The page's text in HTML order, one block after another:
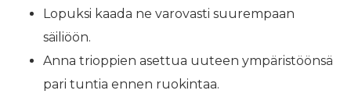
Lopuksi kaada ne varovasti suurempaan
säiliöön.
Anna trioppien asettua uuteen ympäristöönsä
pari tuntia ennen ruokintaa.